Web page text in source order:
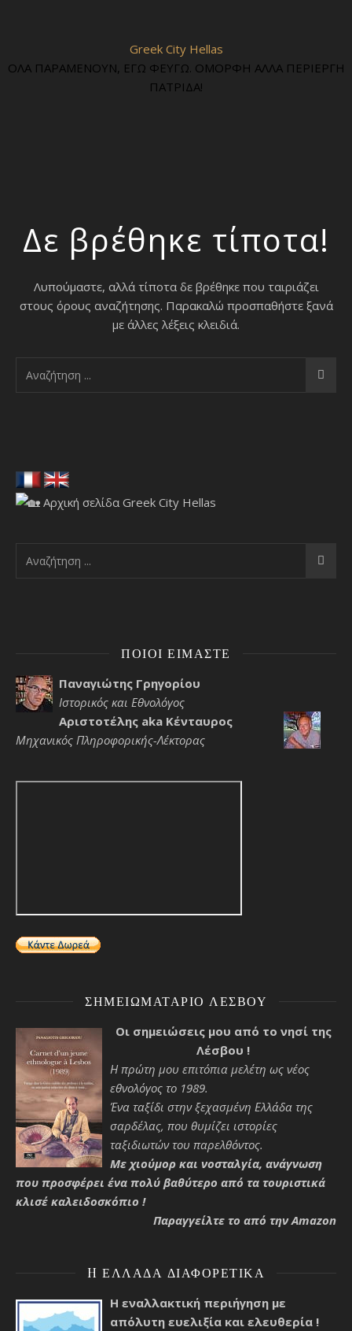
Greek City Hellas
ΟΛΑ ΠΑΡΑΜΕΝΟΥΝ, ΕΓΩ ΦΕΥΓΩ. ΟΜΟΡΦΗ ΑΛΛΑ ΠΕΡΙΕΡΓΗ
ΠΑΤΡΙΔΑ!
Δε βρέθηκε τίποτα!
Λυπούμαστε, αλλά τίποτα δε βρέθηκε που ταιριάζει
στους όρους αναζήτησης. Παρακαλώ προσπαθήστε ξανά
με άλλες λέξεις κλειδιά.
ΠΟΙΟΙ ΕΊΜΑΣΤΕ
Παναγιώτης Γρηγορίου
Ιστορικός και Εθνολόγος
Αριστοτέλης aka Κένταυρος
Μηχανικός Πληροφορικής-Λέκτορας
ΣΗΜΕΙΩΜΑΤΆΡΙΟ ΛΈΣΒΟΥ
Οι σημειώσεις μου από το νησί της
Λέσβου !
Η πρώτη μου επιτόπια μελέτη ως νέος
εθνολόγος το 1989.
Ένα ταξίδι στην ξεχασμένη Ελλάδα της
σαρδέλας, που θυμίζει ιστορίες
ταξιδιωτών του παρελθόντος.
Με χιούμορ και νοσταλγία, ανάγνωση
που προσφέρει ένα πολύ βαθύτερο από τα τουριστικά
κλισέ καλειδοσκόπιο !
Παραγγείλτε το από την Amazon
H ΕΛΛΆΔΑ ΔΙΑΦΟΡΕΤΙΚΆ
Η εναλλακτική περιήγηση με
απόλυτη ευελιξία και ελευθερία !